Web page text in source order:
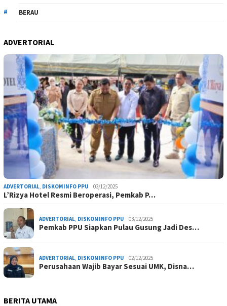
BERAU
ADVERTORIAL
ADVERTORIAL DISKOMINFO PPU 03/12/2025
L’Rizya Hotel Resmi Beroperasi, Pemkab P…
ADVERTORIAL DISKOMINFO PPU 03/12/2025
Pemkab PPU Siapkan Pulau Gusung Jadi Des…
ADVERTORIAL DISKOMINFO PPU 02/12/2025
Perusahaan Wajib Bayar Sesuai UMK, Disna…
BERITA UTAMA